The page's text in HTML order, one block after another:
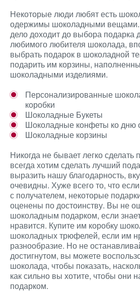
Некоторые люди любят есть
одержимы шоколадными вещами.
дело доходит до выбора подарка
любимого любителя шоколада,
выбрать подарок в шоколадной
подарить им корзины,
шоколадными изделиями.
Персонализированные
коробки
Шоколадные Букеты
Шоколадные конфеты ко дню
Шоколадные корзины
Никогда не бывает легко
всегда хотим сделать лучший
выразить нашу благодарность,
очевидны. Хуже всего то, что
с получателем, некоторые
оценены по достоинству. Вы не
шоколадным подарком, если
нравится. Купите им коробку
шоколадных трюфелей, если им
разнообразие. Но не
достигнутом, вы можете
шоколада, чтобы показать,
как сильно вы хотите, чтобы они
подарком.